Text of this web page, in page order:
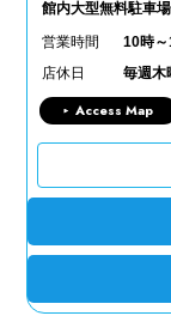
館内大型無料駐車
営業時間
10時
店休日
毎週木
Access Map